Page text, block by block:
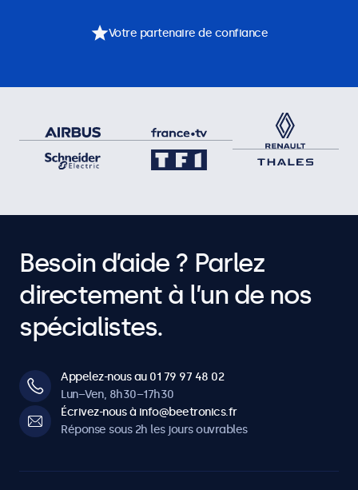
Votre partenaire de confiance
Besoin d’aide ? Parlez
directement à l’un de nos
spécialistes.
Appelez-nous au 01 79 97 48 02
Lun–Ven, 8h30–17h30
Écrivez-nous à info@beetronics.fr
Réponse sous 2h les jours ouvrables